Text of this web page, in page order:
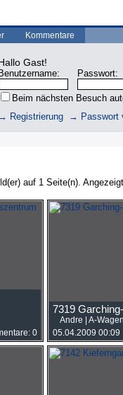
Kommentare
Gast!
Benutzername: Passwort:
Beim nächsten Besuch
→ Registrierung
→ Passwort
auf 1 Seite(n).
0
7319
Andre
A-
05.04.2009 00:09